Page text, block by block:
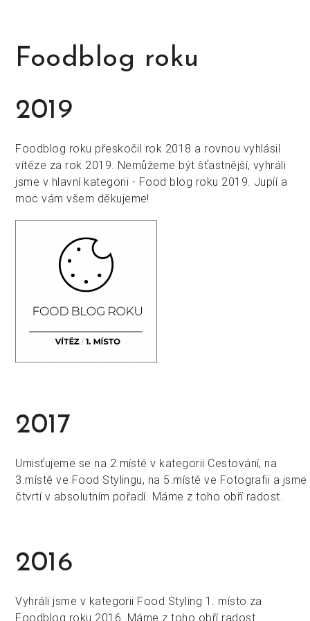
Foodblog roku
2019
Foodblog roku přeskočil rok 2018 a rovnou vyhlásil
vítěze za rok 2019. Nemůžeme být šťastnější, vyhráli
jsme v hlavní kategorii - Food blog roku 2019. Jupíí a
moc vám všem děkujeme!
2017
Umisťujeme se na 2.místě v kategorii Cestování, na
3.místě ve Food Stylingu, na 5.místě ve Fotografii a jsme
čtvrtí v absolutním pořadí. Máme z toho obří radost.
2016
Vyhráli jsme v kategorii Food Styling 1. místo za
Foodblog roku 2016. Máme z toho obří radost.